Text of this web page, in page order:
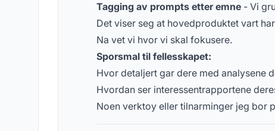
Tagging av prompts etter emne - Vi
Det viser seg at hovedproduktet vart
Na vet vi hvor vi skal fokusere.
Sporsmal til fellesskapet:
Hvor detaljert gar dere med analysene
Hvordan ser interessentrapportene
Noen verktoy eller tilnarminger jeg bor